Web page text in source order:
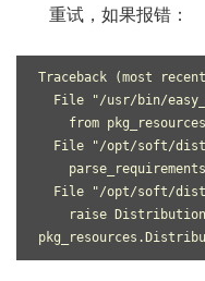
重试，如果报错：
Traceback (most
File "/usr/bin/
from
File "/opt/soft/
File "/opt/soft/
raise